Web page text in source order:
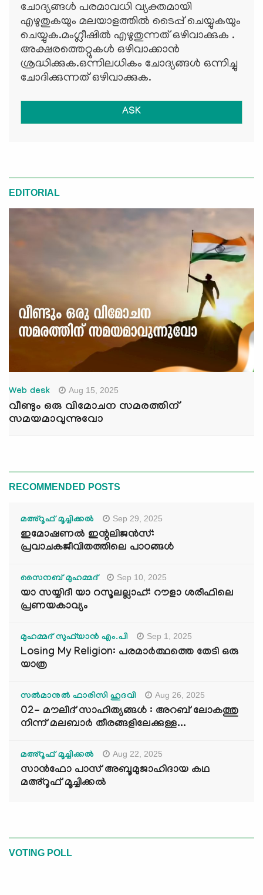
ചോദ്യങ്ങള്‍ പരമാവധി വ്യക്തമായി
എഴുതുകയും മലയാളത്തില്‍ ടൈപ്പ് ചെയ്യുകയും
ചെയ്യുക.മംഗ്ലീഷില്‍ എഴുതുന്നത് ഒഴിവാക്കുക .
അക്ഷരത്തെറ്റുകള്‍ ഒഴിവാക്കാന്‍
ശ്രദ്ധിക്കുക.ഒന്നിലധികം ചോദ്യങ്ങള്‍ ഒന്നിച്ചു
ചോദിക്കുന്നത് ഒഴിവാക്കുക.
ASK
EDITORIAL
Web desk Aug 15, 2025
വീണ്ടും ഒരു വിമോചന സമരത്തിന്
സമയമാവുന്നുവോ
RECOMMENDED POSTS
മഅ്റൂഫ് മൂച്ചിക്കല്‍ Sep 29, 2025
ഇമോഷണൽ ഇന്റലിജൻസ്:
പ്രവാചകജീവിതത്തിലെ പാഠങ്ങൾ
സൈനബ് മുഹമ്മദ് Sep 10, 2025
യാ സയ്യിദീ യാ റസൂലല്ലാഹ്: റൗളാ ശരീഫിലെ
പ്രണയകാവ്യം
മുഹമ്മദ് സുഫ്‌യാൻ എം.പി Sep 1, 2025
Losing My Religion: പരമാർത്ഥത്തെ തേടി ഒരു
യാത്ര
സൽമാനുൽ ഫാരിസി ഹുദവി Aug 26, 2025
02- മൗലിദ് സാഹിത്യങ്ങൾ : അറബ് ലോകത്തു
നിന്ന് മലബാർ തീരങ്ങളിലേക്കുള്ള...
മഅ്റൂഫ് മൂച്ചിക്കല്‍ Aug 22, 2025
സാൻഫോ പാസ് അബൂമുജാഹിദായ കഥ
മഅ്റൂഫ് മൂച്ചിക്കല്‍
VOTING POLL